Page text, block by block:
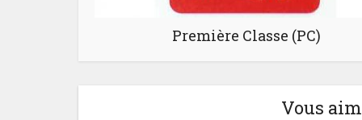
Première Classe (PC)
Vous